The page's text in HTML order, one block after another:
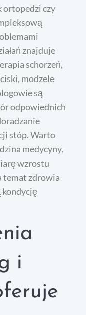
ortopedzi czy
znajduje
schorzeń,
modzele
są
odpowiednich
stóp. Warto
medycyny,
wzrostu
temat zdrowia
kondycję
i